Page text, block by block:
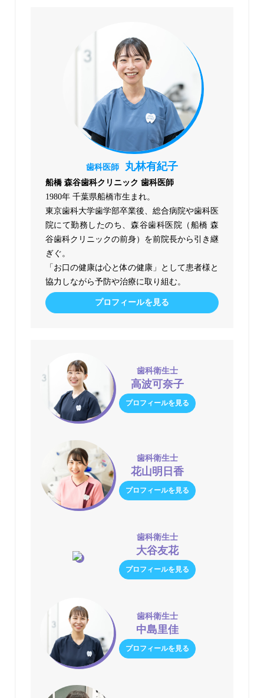
歯科医師 丸林有紀子
船橋 森谷歯科クリニック 歯科医師
1980年 千葉県船橋市生まれ。
東京歯科大学歯学部卒業後、総合病院や歯科医
院にて勤務したのち、森谷歯科医院（船橋 森
谷歯科クリニックの前身）を前院長から引き継
ぎぐ。
「お口の健康は心と体の健康」として患者様と
協力しながら予防や治療に取り組む。
プロフィールを見る
歯科衛生士
高波可奈子
プロフィールを見る
歯科衛生士
花山明日香
プロフィールを見る
歯科衛生士
大谷友花
プロフィールを見る
歯科衛生士
中島里佳
プロフィールを見る